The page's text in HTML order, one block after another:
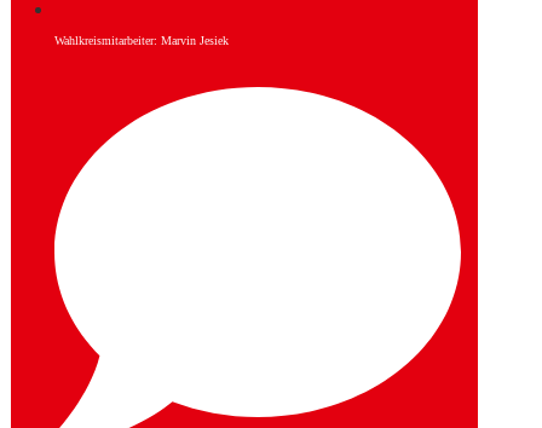
Wahlkreismitarbeiter: Marvin Jesiek